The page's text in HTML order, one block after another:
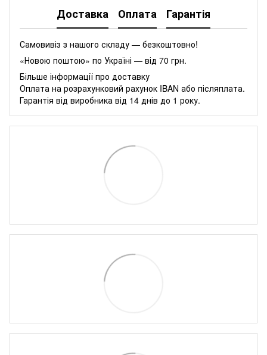
Доставка Оплата Гарантія
Самовивіз з нашого складу — безкоштовно!
«Новою поштою» по Україні — від 70 грн.
Більше інформації про доставку
Оплата на розрахунковий рахунок IBAN або післяплата.
Гарантія від виробника від 14 днів до 1 року.